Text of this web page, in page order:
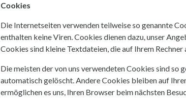
Cookies
Die Internetseiten verwenden teilweise so genannte
enthalten keine Viren. Cookies dienen dazu, unser
Cookies sind kleine Textdateien, die auf Ihrem
Die meisten der von uns verwendeten Cookies sind so
automatisch gelöscht. Andere Cookies bleiben auf
ermöglichen es uns, Ihren Browser beim nächsten